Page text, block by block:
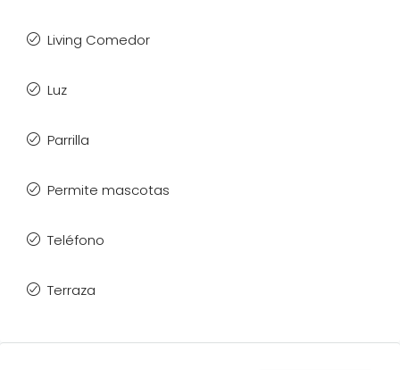
Living Comedor
Luz
Parrilla
Permite mascotas
Teléfono
Terraza